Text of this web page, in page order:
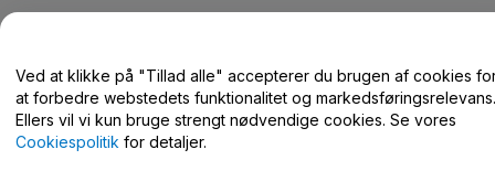
Har du spørgsmål?
Hjælpecenter / Kontakt os
Ved at klikke på "Tillad alle" accepterer du brugen af cookies
at forbedre webstedets funktionalitet og markedsføringsrelevans.
Ellers vil vi kun bruge strengt nødvendige cookies. Se vores
Cookiespolitik for detaljer.